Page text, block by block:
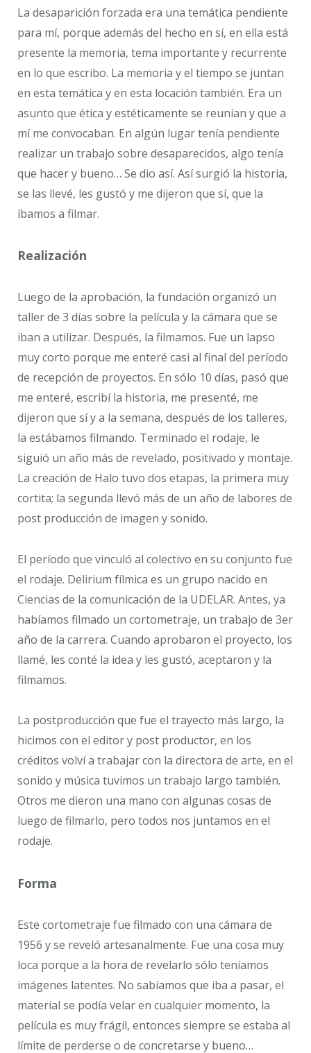
La desaparición forzada era una temática pendiente
para mí, porque además del hecho en sí, en ella está
presente la memoria, tema importante y recurrente
en lo que escribo. La memoria y el tiempo se juntan
en esta temática y en esta locación también. Era un
asunto que ética y estéticamente se reunían y que a
mí me convocaban. En algún lugar tenía pendiente
realizar un trabajo sobre desaparecidos, algo tenía
que hacer y bueno… Se dio así. Así surgió la historia,
se las llevé, les gustó y me dijeron que sí, que la
íbamos a filmar.
Realización
Luego de la aprobación, la fundación organizó un
taller de 3 días sobre la película y la cámara que se
iban a utilizar. Después, la filmamos. Fue un lapso
muy corto porque me enteré casi al final del período
de recepción de proyectos. En sólo 10 días, pasó que
me enteré, escribí la historia, me presenté, me
dijeron que sí y a la semana, después de los talleres,
la estábamos filmando. Terminado el rodaje, le
siguió un año más de revelado, positivado y montaje.
La creación de Halo tuvo dos etapas, la primera muy
cortita; la segunda llevó más de un año de labores de
post producción de imagen y sonido.
El período que vinculó al colectivo en su conjunto fue
el rodaje. Delirium fílmica es un grupo nacido en
Ciencias de la comunicación de la UDELAR. Antes, ya
habíamos filmado un cortometraje, un trabajo de 3er
año de la carrera. Cuando aprobaron el proyecto, los
llamé, les conté la idea y les gustó, aceptaron y la
filmamos.
La postproducción que fue el trayecto más largo, la
hicimos con el editor y post productor, en los
créditos volví a trabajar con la directora de arte, en el
sonido y música tuvimos un trabajo largo también.
Otros me dieron una mano con algunas cosas de
luego de filmarlo, pero todos nos juntamos en el
rodaje.
Forma
Este cortometraje fue filmado con una cámara de
1956 y se reveló artesanalmente. Fue una cosa muy
loca porque a la hora de revelarlo sólo teníamos
imágenes latentes. No sabíamos que iba a pasar, el
material se podía velar en cualquier momento, la
película es muy frágil, entonces siempre se estaba al
límite de perderse o de concretarse y bueno…